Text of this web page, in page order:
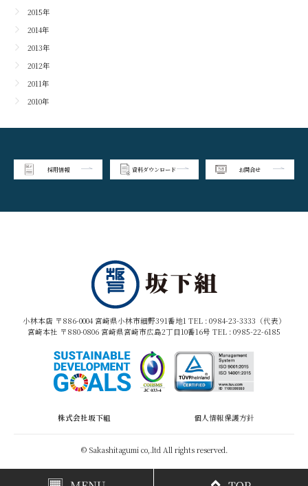
2015年
2014年
2013年
2012年
2011年
2010年
採用情報 資料ダウンロード お問合せ
小林本店 〒886-0004 宮崎県小林市細野391番地1 TEL : 0984-23-3333（代表）
宮崎本社 〒880-0806 宮崎県宮崎市広島2丁目10番16号 TEL : 0985-22-6185
株式会社坂下組 個人情報保護方針
© Sakashitagumi co,.ltd All rights reserved.